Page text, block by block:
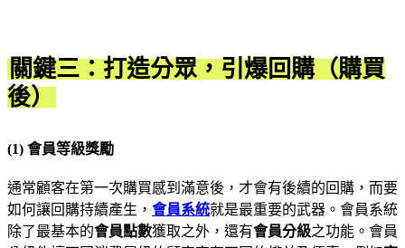
關鍵三：打造分眾，引爆回購（購買
後）
(1) 會員等級獎勵
通常顧客在第一次購買感到滿意後，才會有後續的回購，而要
如何讓回購持續產生， 會員系統就是最重要的武器。會員系統
除了最基本的會員點數獲取之外，還有會員分級之功能。會員